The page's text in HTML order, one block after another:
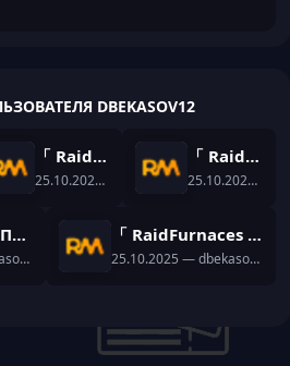
DBEKASOV12
「 RaidChat 」Плагин на чат
25.10.2025 — dbekasov12
「 RaidArtifacts 」Плагин на кастом артефакты
25.10.2025 —
「 RaidNear 」Плагин на команду /near 「 RaidFurnaces 」Плагин на кастом печи и зельеварки
25.10.2025 — dbekasov12